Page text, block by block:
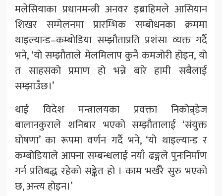
मलेसियाका प्रधानमन्त्री अनवर इब्राहिमले आसियान
शिखर सम्मेलनमा प्रारम्भिक सम्बोधनका क्रममा
थाइल्यान्ड–कम्बोडिया सम्झौताप्रति प्रशंसा व्यक्त गर्दै
भने, ‘यो सम्झौताले मेलमिलाप कुनै कमजोरी होइन, यो
त साहसको प्रमाण हो भन्ने बारे हामी सबैलाई
सम्झाउँछ।’
थाई विदेश मन्त्रालयका प्रवक्ता निकोन्र्डेज
बालानकुराले शनिबार भएको सम्झौतालाई ‘संयुक्त
घोषणा’ का रूपमा वर्णन गर्दै भने, ‘यो थाइल्यान्ड र
कम्बोडियाले आफ्ना सम्बन्धलाई नयाँ ढङ्गले पुनःनिर्माण
गर्न प्रतिबद्ध रहेको सङ्केत हो । काम भर्खरै सुरु भएको
छ, अन्त्य होइन।’